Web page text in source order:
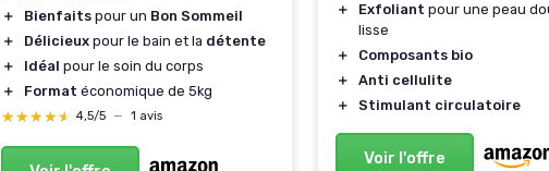
＋
Bienfaits pour un Bon Sommeil
＋
Délicieux pour le bain et la détente
＋
Idéal pour le soin du corps
＋
Format économique de 5kg
★★★★★
★★★★★ 4,5/5 — 1 avis
＋ Exfoliant pour une peau
lisse
＋
Composants bio
＋
Anti cellulite
＋
Stimulant circulatoire
Voir l'offre